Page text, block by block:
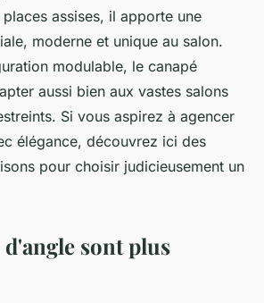
assises, il apporte une
moderne et unique au salon.
modulable, le canapé
aussi bien aux vastes salons
Si vous aspirez à agencer
élégance, découvrez ici des
pour choisir judicieusement un
d'angle sont plus